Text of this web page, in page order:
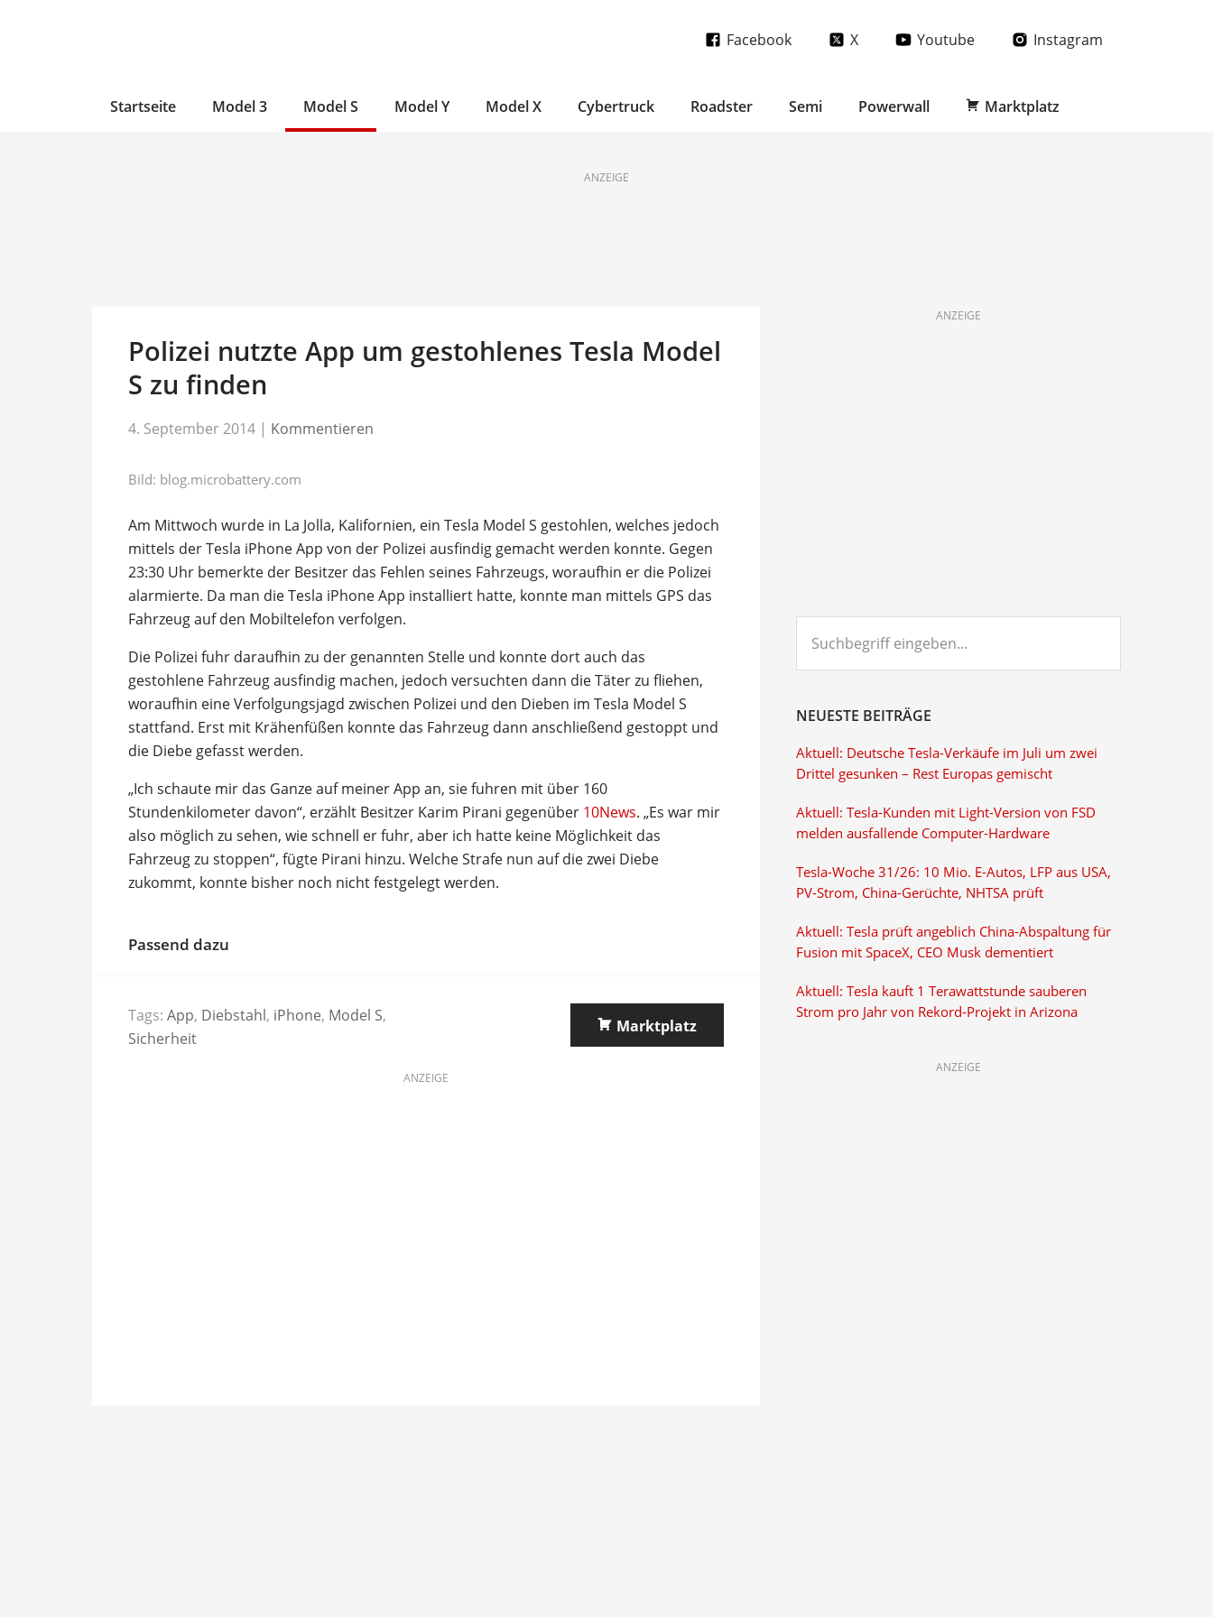
Facebook X Youtube Instagram
Startseite Model 3 Model S Model Y Model X Cybertruck Roadster Semi Powerwall Marktplatz
ANZEIGE
Polizei nutzte App um gestohlenes Tesla Model
S zu finden
4. September 2014 | Kommentieren
Bild: blog.microbattery.com
Am Mittwoch wurde in La Jolla, Kalifornien, ein Tesla Model S gestohlen, welches jedoch
mittels der Tesla iPhone App von der Polizei ausfindig gemacht werden konnte. Gegen
23:30 Uhr bemerkte der Besitzer das Fehlen seines Fahrzeugs, woraufhin er die Polizei
alarmierte. Da man die Tesla iPhone App installiert hatte, konnte man mittels GPS das
Fahrzeug auf den Mobiltelefon verfolgen.
Die Polizei fuhr daraufhin zu der genannten Stelle und konnte dort auch das
gestohlene Fahrzeug ausfindig machen, jedoch versuchten dann die Täter zu fliehen,
woraufhin eine Verfolgungsjagd zwischen Polizei und den Dieben im Tesla Model S
stattfand. Erst mit Krähenfüßen konnte das Fahrzeug dann anschließend gestoppt und
die Diebe gefasst werden.
„Ich schaute mir das Ganze auf meiner App an, sie fuhren mit über 160
Stundenkilometer davon“, erzählt Besitzer Karim Pirani gegenüber 10News. „Es war mir
also möglich zu sehen, wie schnell er fuhr, aber ich hatte keine Möglichkeit das
Fahrzeug zu stoppen“, fügte Pirani hinzu. Welche Strafe nun auf die zwei Diebe
zukommt, konnte bisher noch nicht festgelegt werden.
Passend dazu
Tags: App, Diebstahl, iPhone, Model S,
Sicherheit
Marktplatz
ANZEIGE
ANZEIGE
eingeben...
NEUESTE BEITRÄGE
Aktuell: Deutsche Tesla-Verkäufe im Juli um zwei
Drittel gesunken – Rest Europas gemischt
Aktuell: Tesla-Kunden mit Light-Version von FSD
melden ausfallende Computer-Hardware
Tesla-Woche 31/26: 10 Mio. E-Autos, LFP aus USA,
PV-Strom, China-Gerüchte, NHTSA prüft
Aktuell: Tesla prüft angeblich China-Abspaltung für
Fusion mit SpaceX, CEO Musk dementiert
Aktuell: Tesla kauft 1 Terawattstunde sauberen
Strom pro Jahr von Rekord-Projekt in Arizona
ANZEIGE